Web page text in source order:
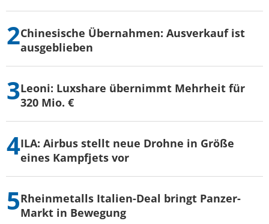
Chinesische Übernahmen: Ausverkauf ist
ausgeblieben
Leoni: Luxshare übernimmt Mehrheit für
320 Mio. €
ILA: Airbus stellt neue Drohne in Größe
eines Kampfjets vor
Rheinmetalls Italien-Deal bringt Panzer-
Markt in Bewegung